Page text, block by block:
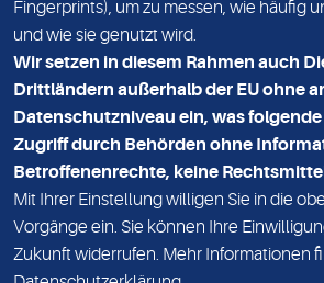
DATENSCHUTZ
KONTAKT
NEWSLETTER
ADRESSE
MVZ Medizinisches Labor Nord MLN
Essener Straße 108
22419 Hamburg
Fingerprints), um zu messen, wie häufig
und wie sie genutzt wird.
Wir setzen in diesem Rahmen auch
Drittländern außerhalb der EU ohne
Datenschutzniveau ein, was
Zugriff durch Behörden ohne
Betroffenenrechte, keine
Mit Ihrer Einstellung willigen Sie in die
Vorgänge ein. Sie können Ihre
Zukunft widerrufen. Mehr Informationen